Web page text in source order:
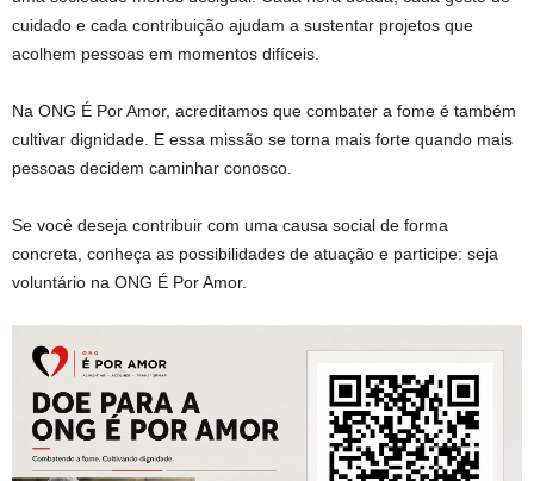
cuidado e cada contribuição ajudam a sustentar projetos que
acolhem pessoas em momentos difíceis.
Na ONG É Por Amor, acreditamos que combater a fome é também
cultivar dignidade. E essa missão se torna mais forte quando mais
pessoas decidem caminhar conosco.
Se você deseja contribuir com uma causa social de forma
concreta, conheça as possibilidades de atuação e participe: seja
voluntário na ONG É Por Amor.